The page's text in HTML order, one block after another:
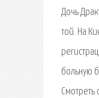
Дочь
той. На
больную
Смотреть